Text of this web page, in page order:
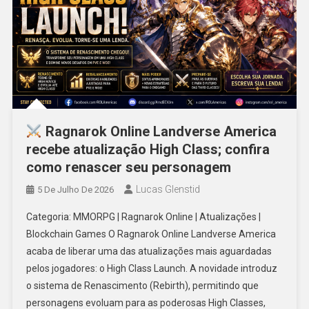
Ragnarok Online Landverse America
recebe atualização High Class; confira
como renascer seu personagem
5 De Julho De 2026 Lucas Glenstid
Categoria: MMORPG | Ragnarok Online | Atualizações |
Blockchain Games O Ragnarok Online Landverse America
acaba de liberar uma das atualizações mais aguardadas
pelos jogadores: o High Class Launch. A novidade introduz
o sistema de Renascimento (Rebirth), permitindo que
personagens evoluam para as poderosas High Classes,